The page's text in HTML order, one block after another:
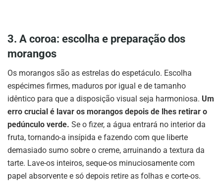
3. A coroa: escolha e preparação dos
morangos
Os morangos são as estrelas do espetáculo. Escolha
espécimes firmes, maduros por igual e de tamanho
idêntico para que a disposição visual seja harmoniosa. Um
erro crucial é lavar os morangos depois de lhes retirar o
pedúnculo verde. Se o fizer, a água entrará no interior da
fruta, tornando-a insípida e fazendo com que liberte
demasiado sumo sobre o creme, arruinando a textura da
tarte. Lave-os inteiros, seque-os minuciosamente com
papel absorvente e só depois retire as folhas e corte-os.